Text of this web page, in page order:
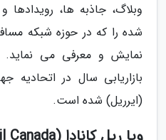
وبلاگ، جاذبه ها، رویدادها
شده را که در حوزه شبکه
نمایش و معرفی می نماید.
بازاریابی سال در اتحادیه
(ایرریل) شده است.